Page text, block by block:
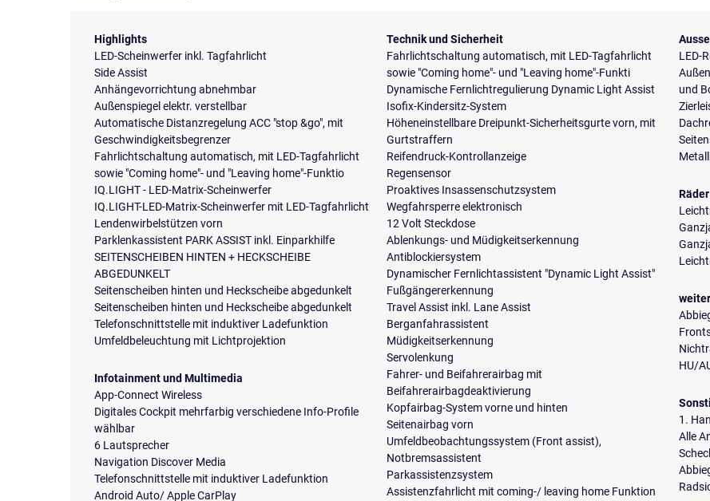
Highlights
LED-Scheinwerfer inkl. Tagfahrlicht
Side Assist
Anhängevorrichtung abnehmbar
Außenspiegel elektr. verstellbar
Automatische Distanzregelung ACC "stop &go", mit
Geschwindigkeitsbegrenzer
Fahrlichtschaltung automatisch, mit LED-Tagfahrlicht
sowie "Coming home"- und "Leaving home"-Funktio
IQ.LIGHT - LED-Matrix-Scheinwerfer
IQ.LIGHT-LED-Matrix-Scheinwerfer mit LED-Tagfahrlicht
Lendenwirbelstützen vorn
Parklenkassistent PARK ASSIST inkl. Einparkhilfe
SEITENSCHEIBEN HINTEN + HECKSCHEIBE
ABGEDUNKELT
Seitenscheiben hinten und Heckscheibe abgedunkelt
Seitenscheiben hinten und Heckscheibe abgedunkelt
Telefonschnittstelle mit induktiver Ladefunktion
Umfeldbeleuchtung mit Lichtprojektion
Infotainment und Multimedia
App-Connect Wireless
Digitales Cockpit mehrfarbig verschiedene Info-Profile
wählbar
6 Lautsprecher
Navigation Discover Media
Telefonschnittstelle mit induktiver Ladefunktion
Android Auto/ Apple CarPlay
Technik und Sicherheit
Fahrlichtschaltung automatisch, mit LED-Tagfahrlicht
sowie "Coming home"- und "Leaving home"-Funkti
Dynamische Fernlichtregulierung Dynamic Light Assist
Isofix-Kindersitz-System
Höheneinstellbare Dreipunkt-Sicherheitsgurte vorn, mit
Gurtstraffern
Reifendruck-Kontrollanzeige
Regensensor
Proaktives Insassenschutzsystem
Wegfahrsperre elektronisch
12 Volt Steckdose
Ablenkungs- und Müdigkeitserkennung
Antiblockiersystem
Dynamischer Fernlichtassistent "Dynamic Light Assist"
Fußgängererkennung
Travel Assist inkl. Lane Assist
Berganfahrassistent
Müdigkeitserkennung
Servolenkung
Fahrer- und Beifahrerairbag mit
Beifahrerairbagdeaktivierung
Kopfairbag-System vorne und hinten
Seitenairbag vorn
Umfeldbeobachtungssystem (Front assist),
Notbremsassistent
Parkassistenzsystem
Assistenzfahrlicht mit coming-/ leaving home Funktion
LED-
und
HU/
1.
Alle